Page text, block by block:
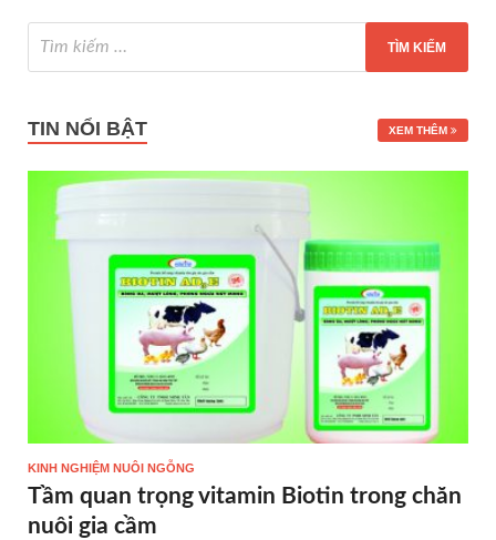
TIN NỔI BẬT XEM THÊM
KINH NGHIỆM NUÔI NGỖNG
Tầm quan trọng vitamin Biotin trong chăn
nuôi gia cầm